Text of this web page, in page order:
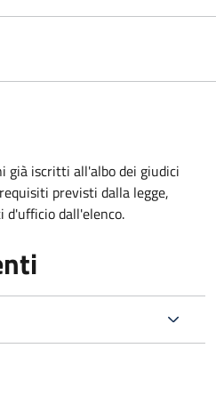
già iscritti all'albo dei giudici
previsti dalla legge,
d'ufficio dall'elenco.